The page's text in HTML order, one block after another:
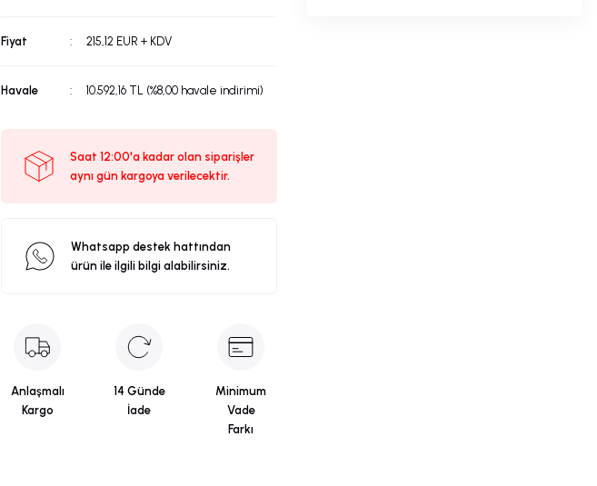
Fiyat 215,12 EUR + KDV
Havale 10.592,16 TL (%8,00 havale indirimi)
Saat 12:00'a kadar olan siparişler
aynı gün kargoya verilecektir.
Whatsapp destek hattından
ürün ile ilgili bilgi alabilirsiniz.
Anlaşmalı
Kargo
14 Günde
İade
Minimum
Vade
Farkı